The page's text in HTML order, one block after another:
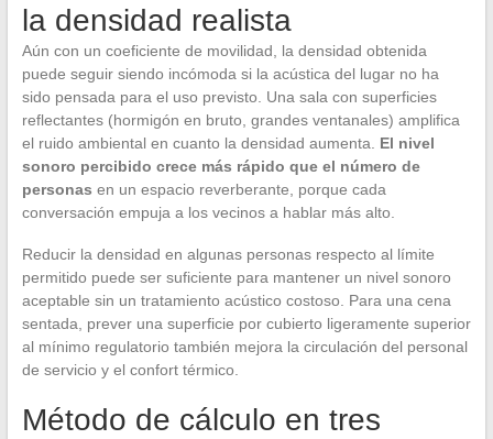
la densidad realista
Aún con un coeficiente de movilidad, la densidad obtenida
puede seguir siendo incómoda si la acústica del lugar no ha
sido pensada para el uso previsto. Una sala con superficies
reflectantes (hormigón en bruto, grandes ventanales) amplifica
el ruido ambiental en cuanto la densidad aumenta. El nivel
sonoro percibido crece más rápido que el número de
personas en un espacio reverberante, porque cada
conversación empuja a los vecinos a hablar más alto.
Reducir la densidad en algunas personas respecto al límite
permitido puede ser suficiente para mantener un nivel sonoro
aceptable sin un tratamiento acústico costoso. Para una cena
sentada, prever una superficie por cubierto ligeramente superior
al mínimo regulatorio también mejora la circulación del personal
de servicio y el confort térmico.
Método de cálculo en tres